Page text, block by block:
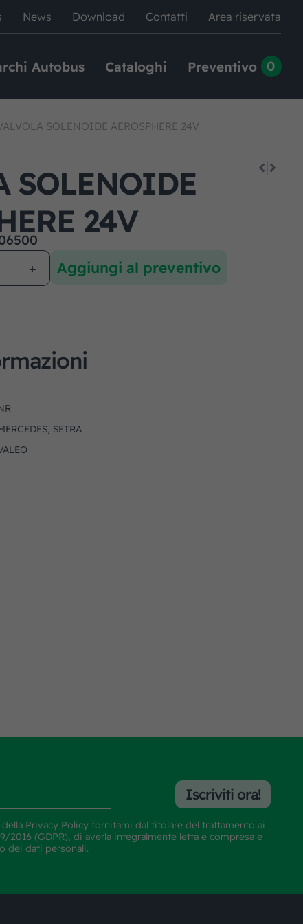
News Download Contatti Area riservata
Autobus Cataloghi Preventivo 0
SOLENOIDE AEROSPHERE 24V
SOLENOIDE
24V
Aggiungi al preventivo
SETRA
Privacy Policy fornitami dal titolare del trattamento ai
2016 (GDPR), di averla integralmente letta e compresa e
dei dati personali.
Iscriviti ora!